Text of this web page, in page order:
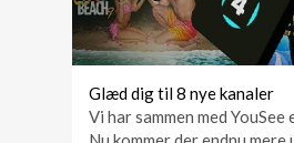
Glæd dig til 8 nye kanaler
Vi har sammen med YouSee